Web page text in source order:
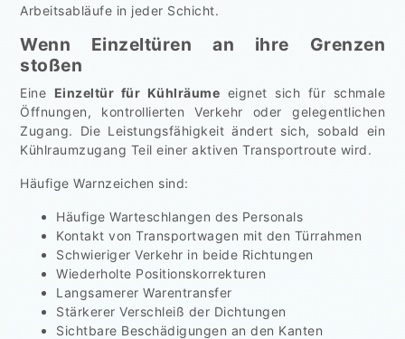
Arbeitsabläufe in jeder Schicht.
Wenn Einzeltüren an ihre Grenzen
stoßen
Eine Einzeltür für Kühlräume eignet sich für schmale
Öffnungen, kontrollierten Verkehr oder gelegentlichen
Zugang. Die Leistungsfähigkeit ändert sich, sobald ein
Kühlraumzugang Teil einer aktiven Transportroute wird.
Häufige Warnzeichen sind:
Häufige Warteschlangen des Personals
Kontakt von Transportwagen mit den Türrahmen
Schwieriger Verkehr in beide Richtungen
Wiederholte Positionskorrekturen
Langsamerer Warentransfer
Stärkerer Verschleiß der Dichtungen
Sichtbare Beschädigungen an den Kanten